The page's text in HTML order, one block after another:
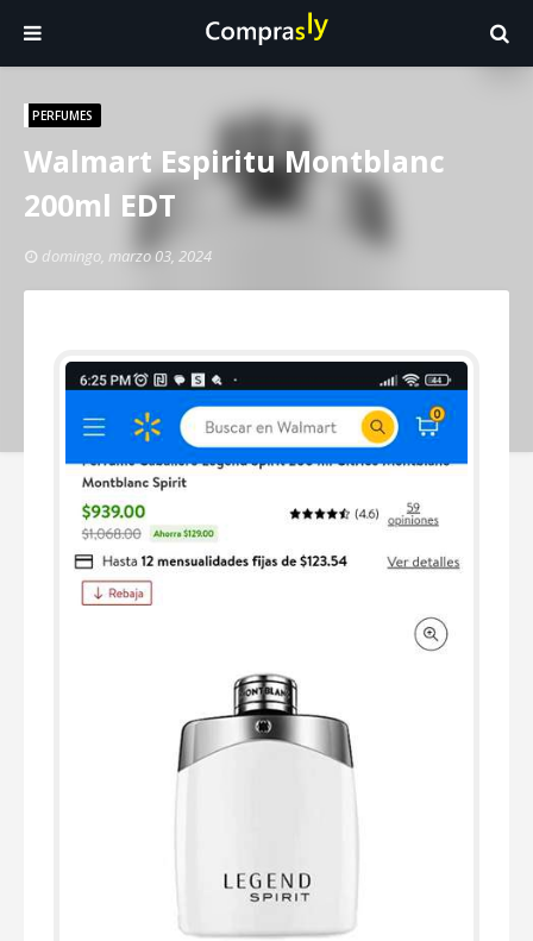
PERFUMES
Walmart Espiritu Montblanc
200ml EDT
domingo, marzo 03, 2024